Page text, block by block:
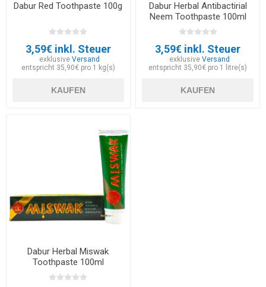
Dabur Red Toothpaste 100g
3,59€ inkl. Steuer
exklusiveVersand
entspricht 35,90€ pro 1 kg(s)
KAUFEN
Dabur Herbal Antibactirial
Neem Toothpaste 100ml
3,59€ inkl. Steuer
exklusive Versand
entspricht 35,90€ pro 1 litre(s)
KAUFEN
Dabur Herbal Miswak
Toothpaste 100ml